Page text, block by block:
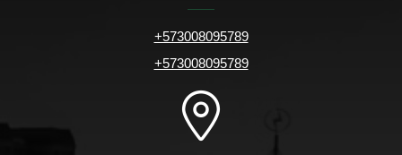
+573008095789
+573008095789